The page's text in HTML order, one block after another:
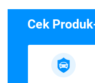
Cek